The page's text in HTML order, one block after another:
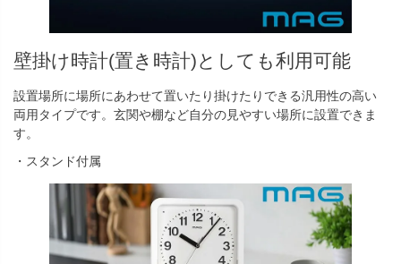
壁掛け時計(置き時計)としても利用可能
設置場所に場所にあわせて置いたり掛けたりできる汎用性の高い
両用タイプです。玄関や棚など自分の見やすい場所に設置できま
す。
・スタンド付属